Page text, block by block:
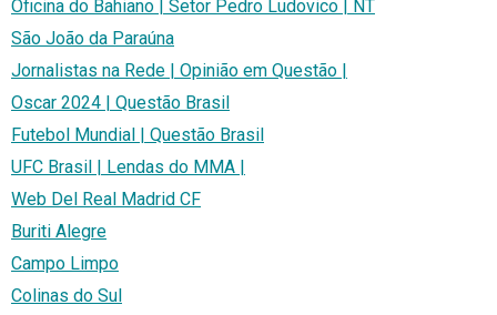
Oficina do Bahiano | Setor Pedro Ludovico | NT
São João da Paraúna
Jornalistas na Rede | Opinião em Questão |
Oscar 2024 | Questão Brasil
Futebol Mundial | Questão Brasil
UFC Brasil | Lendas do MMA |
Web Del Real Madrid CF
Buriti Alegre
Campo Limpo
Colinas do Sul